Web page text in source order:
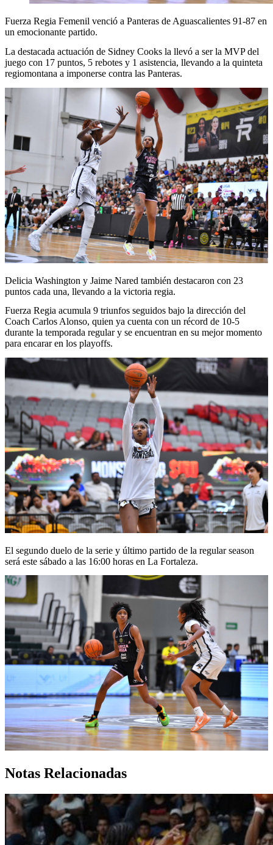
Fuerza Regia Femenil venció a Panteras de Aguascalientes 91-87 en
un emocionante partido.
La destacada actuación de Sidney Cooks la llevó a ser la MVP del
juego con 17 puntos, 5 rebotes y 1 asistencia, llevando a la quinteta
regiomontana a imponerse contra las Panteras.
Delicia Washington y Jaime Nared también destacaron con 23
puntos cada una, llevando a la victoria regia.
Fuerza Regia acumula 9 triunfos seguidos bajo la dirección del
Coach Carlos Alonso, quien ya cuenta con un récord de 10-5
durante la temporada regular y se encuentran en su mejor momento
para encarar en los playoffs.
El segundo duelo de la serie y último partido de la regular season
será este sábado a las 16:00 horas en La Fortaleza.
Notas Relacionadas